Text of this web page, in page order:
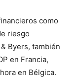
como
riesgo
Byers, también
en Francia,
en Bélgica.